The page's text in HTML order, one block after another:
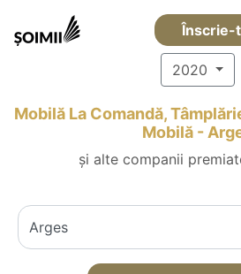
Înscrie-
2020
Mobilă La Comandă,
Mobilă -
și alte companii